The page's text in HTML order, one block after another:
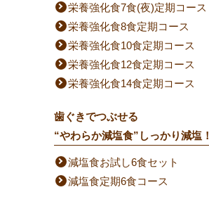
栄養強化食7食(夜)定期コース
栄養強化食8食定期コース
栄養強化食10食定期コース
栄養強化食12食定期コース
栄養強化食14食定期コース
歯ぐきでつぶせる
“やわらか減塩食”しっかり減塩！
減塩食お試し6食セット
減塩食定期6食コース